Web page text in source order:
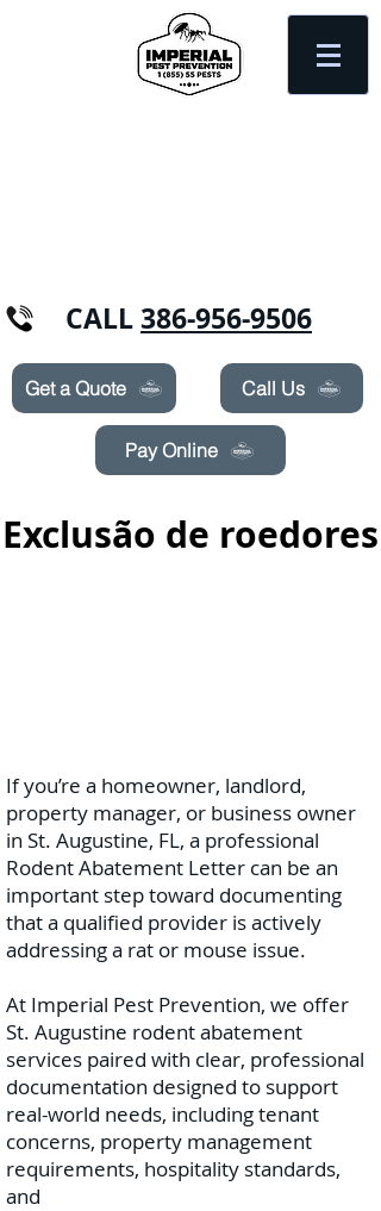
CALL386-956-9506
Get a Quote Call Us
Pay Online
Exclusão de roedores
If you’re a homeowner, landlord,
property manager, or business owner
in St. Augustine, FL, a professional
Rodent Abatement Letter can be an
important step toward documenting
that a qualified provider is actively
addressing a rat or mouse issue.
At Imperial Pest Prevention, we offer
St. Augustine rodent abatement
services paired with clear, professional
documentation designed to support
real-world needs, including tenant
concerns, property management
requirements, hospitality standards,
and